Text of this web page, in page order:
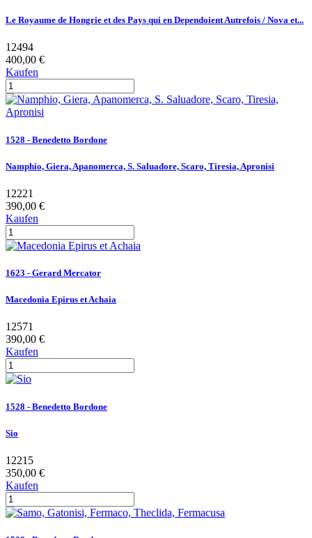
Le Royaume de Hongrie et des Pays qui en Dependoient Autrefois / Nova et...
12494
400,00 €
Kaufen
1528 - Benedetto Bordone
Namphio, Giera, Apanomerca, S. Saluadore, Scaro, Tiresia, Apronisi
12221
390,00 €
Kaufen
1623 - Gerard Mercator
Macedonia Epirus et Achaia
12571
390,00 €
Kaufen
1528 - Benedetto Bordone
Sio
12215
350,00 €
Kaufen